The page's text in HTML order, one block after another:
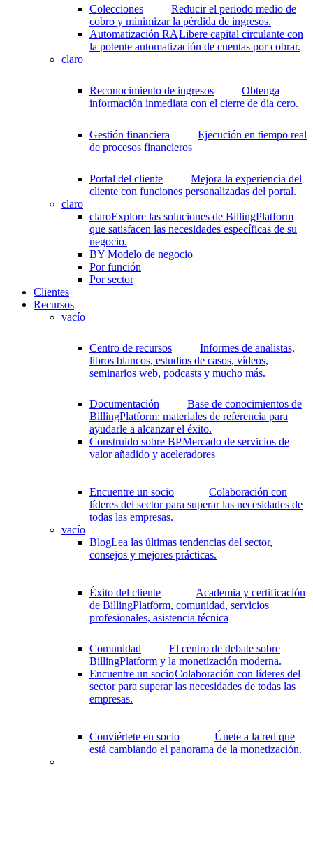
Colecciones
Reducir el periodo medio de
cobro y minimizar la pérdida de ingresos.
Automatización RALibere capital circulante con
la potente automatización de cuentas por cobrar.
claro
Reconocimiento de ingresos
Obtenga
información inmediata con el cierre de día cero.
Gestión financiera
Ejecución en tiempo real
de procesos financieros
Portal del cliente
Mejora la experiencia del
cliente con funciones personalizadas del portal.
claro
claroExplore las soluciones de BillingPlatform
que satisfacen las necesidades específicas de su
negocio.
BY Modelo de negocio
Por función
Por sector
Clientes
Recursos
vacío
Centro de recursos
Informes de analistas,
libros blancos, estudios de casos, vídeos,
seminarios web, podcasts y mucho más.
Documentación
Base de conocimientos de
BillingPlatform: materiales de referencia para
ayudarle a alcanzar el éxito.
Construido sobre BPMercado de servicios de
valor añadido y aceleradores
Encuentre un socio
Colaboración con
líderes del sector para superar las necesidades de
todas las empresas.
vacío
BlogLea las últimas tendencias del sector,
consejos y mejores prácticas.
Éxito del cliente
Academia y certificación
de BillingPlatform, comunidad, servicios
profesionales, asistencia técnica
Comunidad
El centro de debate sobre
BillingPlatform y la monetización moderna.
Encuentre un socioColaboración con líderes del
sector para superar las necesidades de todas las
empresas.
Conviértete en socio
Únete a la red que
está cambiando el panorama de la monetización.